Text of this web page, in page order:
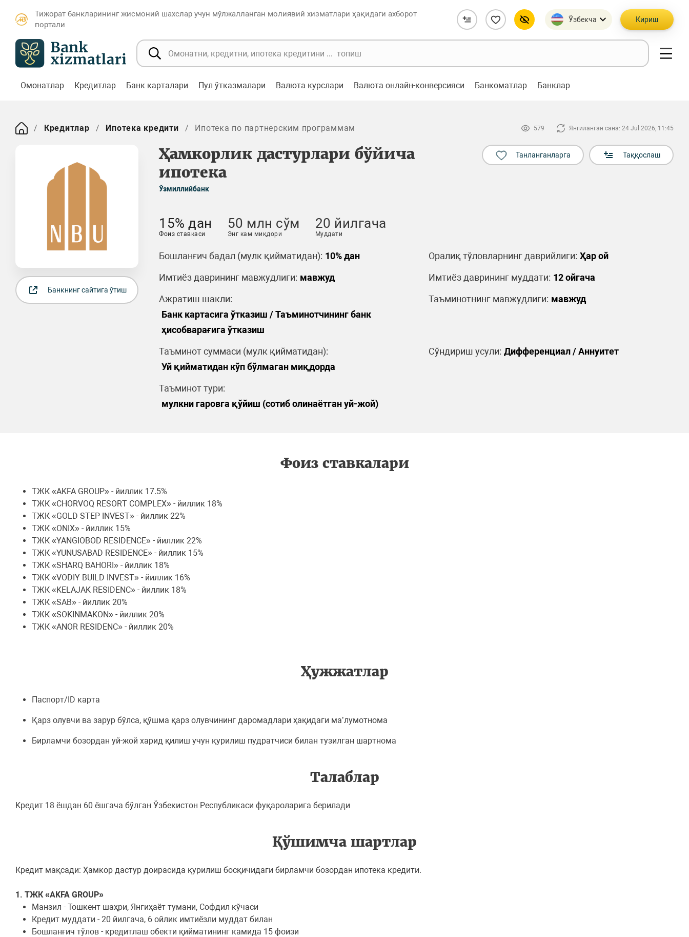
Тижорат банкларининг жисмоний шахслар учун мўлжалланган молиявий хизматлари ҳақидаги ахборот
портали
Ўзбекча Кириш
Омонатлар Кредитлар Банк карталари Пул ўтказмалари Валюта курслари Валюта онлайн-конверсияси Банкоматлар Банклар
Кредитлар Ипотека кредити Ипотека по партнерским программам 579 Янгиланган сана: 24 Jul 2026, 11:45
Ҳамкорлик дастурлари бўйича
ипотека
Ўзмиллийбанк
Танланганларга Таққослаш
Банкнинг сайтига ўтиш
15% дан
Фоиз ставкаси
50 млн сўм
Энг кам миқдори
20 йилгача
Муддати
Бошланғич бадал (мулк қийматидан): 10% дан Оралиқ тўловларнинг даврийлиги: Ҳар ой
Имтиёз даврининг мавжудлиги: мавжуд Имтиёз даврининг муддати: 12 ойгача
Ажратиш шакли:
Банк картасига ўтказиш / Таъминотчининг банк
ҳисобварағига ўтказиш
Таъминотнинг мавжудлиги: мавжуд
Таъминот суммаси (мулк қийматидан):
Уй қийматидан кўп бўлмаган миқдорда
Сўндириш усули: Дифференциал / Аннуитет
Таъминот тури:
мулкни гаровга қўйиш (сотиб олинаётган уй-жой)
Фоиз ставкалари
ТЖК «AKFA GROUP» - йиллик 17.5%
ТЖК «CHORVOQ RESORT COMPLEX» - йиллик 18%
ТЖК «GOLD STEP INVEST» - йиллик 22%
ТЖК «ONIX» - йиллик 15%
ТЖК «YANGIOBOD RESIDENCE» - йиллик 22%
ТЖК «YUNUSABAD RESIDENCE» - йиллик 15%
ТЖК «SHARQ BAHORI» - йиллик 18%
ТЖК «VODIY BUILD INVEST» - йиллик 16%
ТЖК «KELAJAK RESIDENC» - йиллик 18%
ТЖК «SAB» - йиллик 20%
ТЖК «SOKINMAKON» - йиллик 20%
ТЖК «ANOR RESIDENC» - йиллик 20%
Ҳужжатлар
Паспорт/ID карта
Қарз олувчи ва зарур бўлса, қўшма қарз олувчининг даромадлари ҳақидаги ма’лумотнома
Бирламчи бозордан уй-жой харид қилиш учун қурилиш пудратчиси билан тузилган шартнома
Талаблар
Kредит 18 ёшдан 60 ёшгача бўлган Ўзбекистон Республикаси фуқароларига берилади
Қўшимча шартлар
Кредит мақсади: Ҳамкор дастур доирасида қурилиш босқичидаги бирламчи бозордан ипотека кредити.
1. ТЖК «AKFA GROUP»
Манзил - Тошкент шаҳри, Янгиҳаёт тумани, Софдил кўчаси
Кредит муддати - 20 йилгача, 6 ойлик имтиёзли муддат билан
Бошланғич тўлов - кредитлаш обекти қийматининг камида 15 фоизи